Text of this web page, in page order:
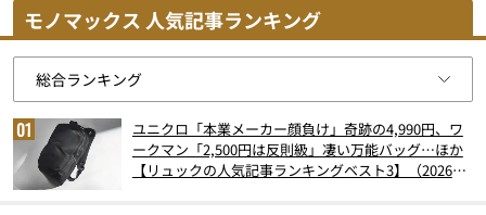
モノマックス 人気記事ランキング
ユニクロ「本業メーカー顔負け」奇跡の4,990円、ワ
ークマン「2,500円は反則級」凄い万能バッグ…ほか
【リュックの人気記事ランキングベスト3】（2026年